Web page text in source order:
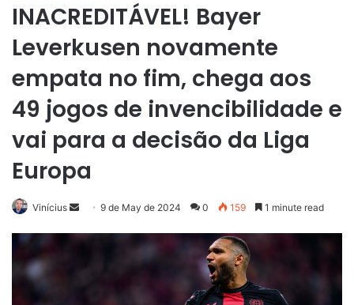
INACREDITÁVEL! Bayer
Leverkusen novamente
empata no fim, chega aos
49 jogos de invencibilidade e
vai para a decisão da Liga
Europa
Vinícius
Send
email
9 de May de 2024 0 159 1 minute read